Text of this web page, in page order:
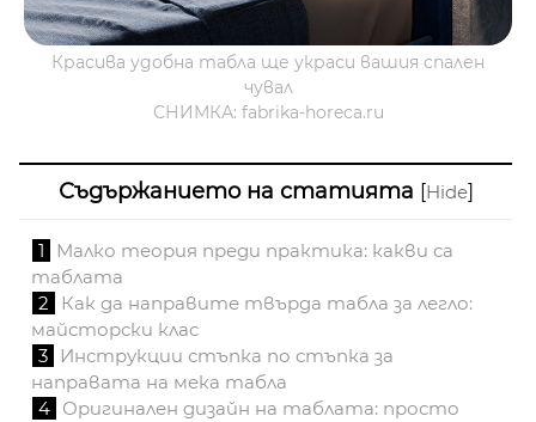
Красива удобна табла ще украси вашия спален
чувал
СНИМКА: fabrika-horeca.ru
Съдържанието на статията [Hide]
1
Малко теория преди практика: какви са
таблата
2
Как да направите твърда табла за легло:
майсторски клас
3 Инструкции стъпка по стъпка за
направата на мека табла
4 Оригинален дизайн на таблата: просто